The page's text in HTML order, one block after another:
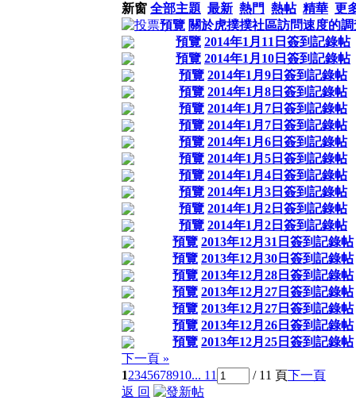
新窗 全部主題 最新 熱門 熱帖 精華 更
預覽 關於虎撲撲社區訪問速度的調
預覽 2014年1月11日簽到記錄帖
預覽 2014年1月10日簽到記錄帖
預覽 2014年1月9日簽到記錄帖
預覽 2014年1月8日簽到記錄帖
預覽 2014年1月7日簽到記錄帖
預覽 2014年1月7日簽到記錄帖
預覽 2014年1月6日簽到記錄帖
預覽 2014年1月5日簽到記錄帖
預覽 2014年1月4日簽到記錄帖
預覽 2014年1月3日簽到記錄帖
預覽 2014年1月2日簽到記錄帖
預覽 2014年1月2日簽到記錄帖
預覽 2013年12月31日簽到記錄帖
預覽 2013年12月30日簽到記錄帖
預覽 2013年12月28日簽到記錄帖
預覽 2013年12月27日簽到記錄帖
預覽 2013年12月27日簽到記錄帖
預覽 2013年12月26日簽到記錄帖
預覽 2013年12月25日簽到記錄帖
下一頁 »
12345678910... 11 / 11 頁下一頁
返 回